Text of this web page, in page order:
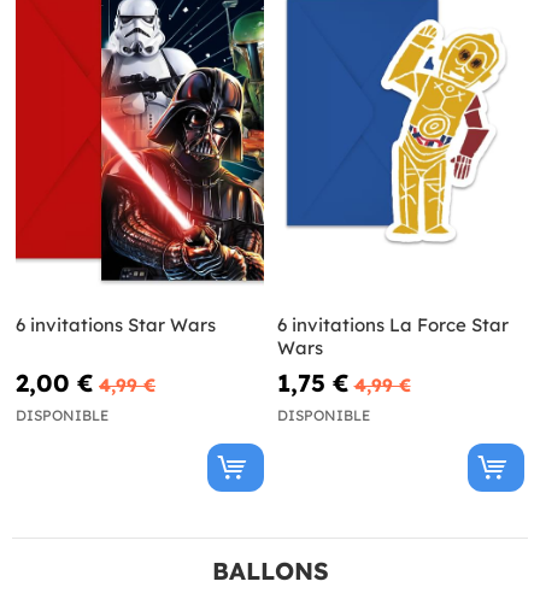
6 invitations Star Wars
2,00 € 4,99 €
DISPONIBLE
6 invitations La Force Star
Wars
1,75 € 4,99 €
DISPONIBLE
BALLONS